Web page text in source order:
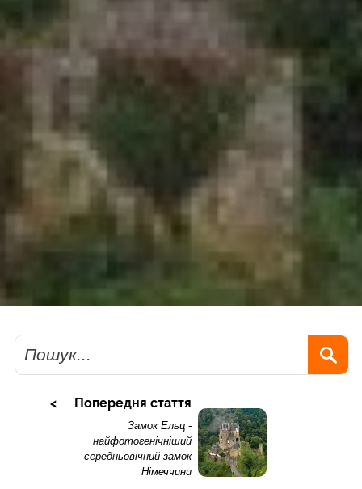
Пошук
Попередня стаття
Замок Ельц -
найфотогенічніший
середньовічний замок
Німеччини